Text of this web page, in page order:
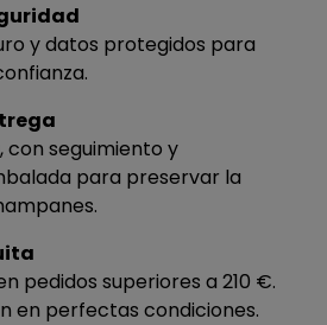
y datos protegidos para
con seguimiento y
para preservar la
pedidos superiores a 210 €.
en perfectas condiciones.